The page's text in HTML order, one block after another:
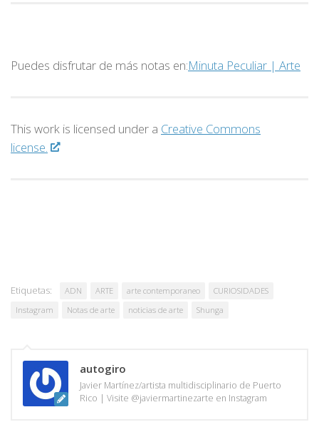
Puedes disfrutar de más notas en:Minuta Peculiar | Arte
This work is licensed under a Creative Commons
license.
Etiquetas: ADN ARTE arte contemporaneo
CURIOSIDADES
Instagram
Notas de arte noticias de arte Shunga
autogiro
Javier Martínez/artista multidisciplinario de Puerto
Rico | Visite @javiermartinezarte en Instagram